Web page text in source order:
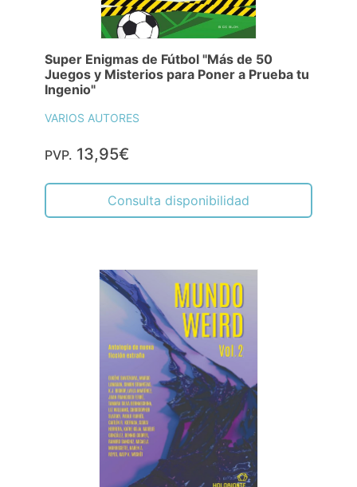
Super Enigmas de Fútbol "Más de 50
Juegos y Misterios para Poner a Prueba tu
Ingenio"
VARIOS AUTORES
PVP. 13,95€
Consulta disponibilidad